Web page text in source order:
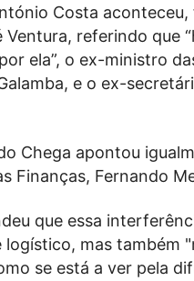
Costa
Ventura, referindo que
ela”, o ex-ministro
e o ex-
Chega apontou
Finanças, Fernando
que essa
logístico, mas também
se está a ver pela